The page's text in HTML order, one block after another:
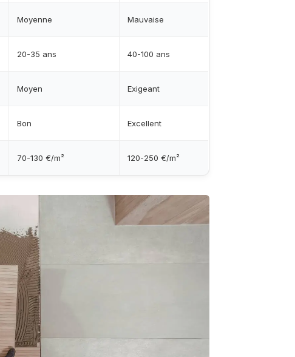
Moyenne Mauvaise
20-35 ans 40-100 ans
Moyen Exigeant
Bon Excellent
70-130 €/m² 120-250 €/m²